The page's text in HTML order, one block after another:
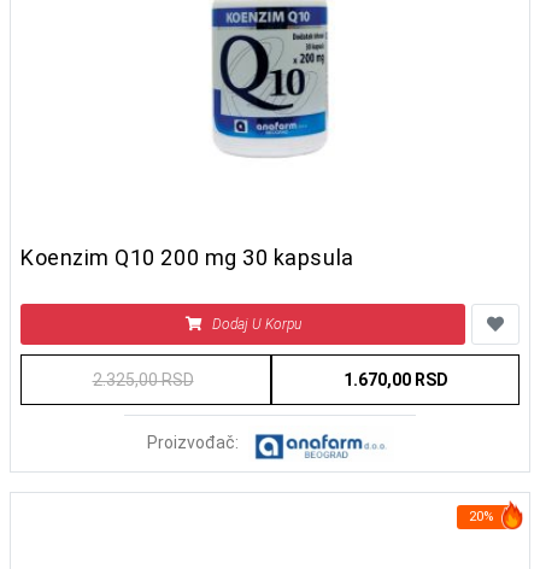
Koenzim Q10 200 mg 30 kapsula
Dodaj U Korpu
2.325,00 RSD 1.670,00 RSD
Proizvođač:
20%